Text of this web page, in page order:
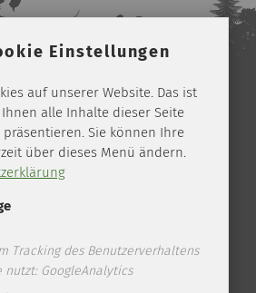
IM NETZ
Facebook
bei!
Einstellungen
auf unserer Website. Das ist
alle Inhalte dieser Seite
Sie können Ihre
über dieses Menü ändern.
Tracking des Benutzerverhaltens
nutzt: GoogleAnalytics